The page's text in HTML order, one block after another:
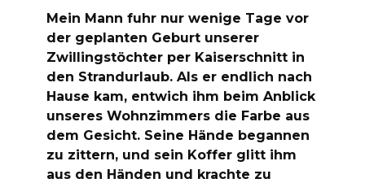
Mein Mann fuhr nur wenige Tage vor
der geplanten Geburt unserer
Zwillingstöchter per Kaiserschnitt in
den Strandurlaub. Als er endlich nach
Hause kam, entwich ihm beim Anblick
unseres Wohnzimmers die Farbe aus
dem Gesicht. Seine Hände begannen
zu zittern, und sein Koffer glitt ihm
aus den Händen und krachte zu